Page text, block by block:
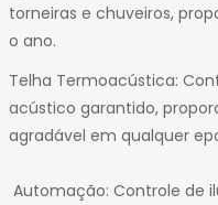
torneiras e chuveiros,
o ano.
Telha Termoacústica:
acústico garantido,
agradável em qualquer
Automação: Controle de